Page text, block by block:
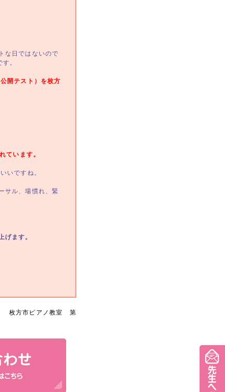
な日ではないので
す。
開テスト）を枚方
ています。
いですね。
サル、場慣れ、緊
げます。
枚方市ピアノ教室 第